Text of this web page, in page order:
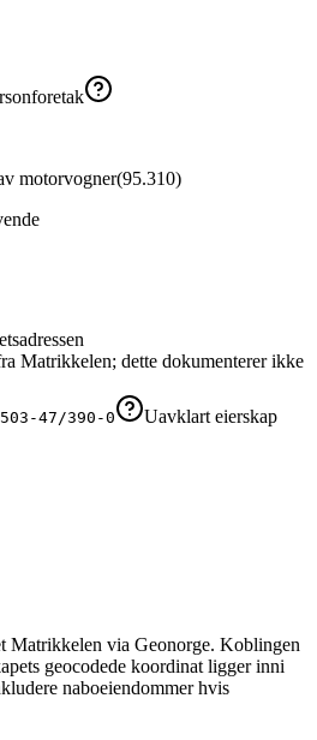
motorvogner(95.310)
Matrikkelen; dette dokumenterer ikke
47/390-0
Uavklart eierskap
Matrikkelen via Geonorge. Koblingen
geocodede koordinat ligger inni
naboeiendommer hvis